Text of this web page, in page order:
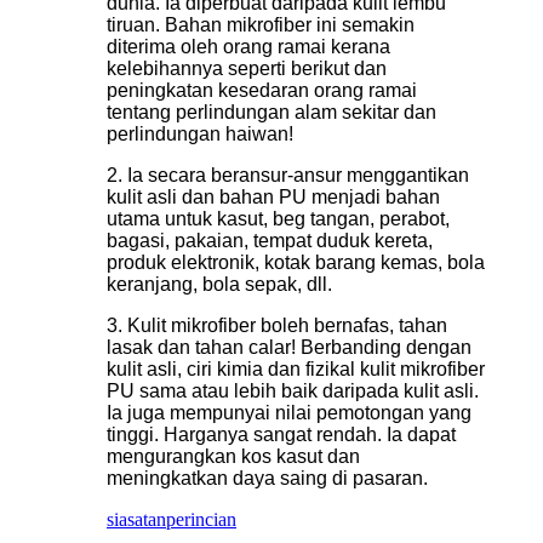
tiruan. Bahan mikrofiber ini semakin
diterima oleh orang ramai kerana
kelebihannya seperti berikut dan
peningkatan kesedaran orang ramai
tentang perlindungan alam sekitar dan
perlindungan haiwan!
2. Ia secara beransur-ansur menggantikan
kulit asli dan bahan PU menjadi bahan
utama untuk kasut, beg tangan, perabot,
bagasi, pakaian, tempat duduk kereta,
produk elektronik, kotak barang kemas, bola
keranjang, bola sepak, dll.
3. Kulit mikrofiber boleh bernafas, tahan
lasak dan tahan calar! Berbanding dengan
kulit asli, ciri kimia dan fizikal kulit mikrofiber
PU sama atau lebih baik daripada kulit asli.
Ia juga mempunyai nilai pemotongan yang
tinggi. Harganya sangat rendah. Ia dapat
mengurangkan kos kasut dan
meningkatkan daya saing di pasaran.
siasatanperincian